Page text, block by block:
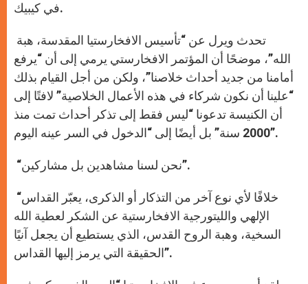
في كيبيك.
الله”، موضحًا أن المؤتمر الافخارستي يرمي إلى أن “يرفع
أمامنا من جديد أحداث خلاصنا”، ولكن من أجل القيام بذلك
“علينا أن نكون شركاء في هذه الأعمال الخلاصية” لافتًا إلى
أن الكنيسة تدعونا “ليس فقط إلى تذكر أحداث تمت منذ
2000 سنة” بل أيضًا إلى “الدخول في السر عينه اليوم”.
“نحن لسنا مشاهدين بل مشاركين”.
“خلافًا لأي نوع آخر من التذكار أو الذكرى، يعبّر القداس
الإلهي والليتورجية الافخارستية عن الشكر لعطية الله
السخية، وهبة الروح القدس، الذي يستطيع أن يجعل آنيًا
الحقيقة التي يرمز إليها القداس”.